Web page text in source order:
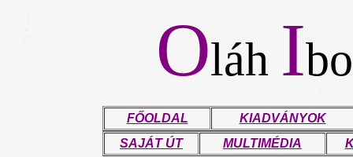
Oláh I
FŐOLDAL
KIADVÁNYOK
SAJÁT ÚT
MULTIMÉDIA